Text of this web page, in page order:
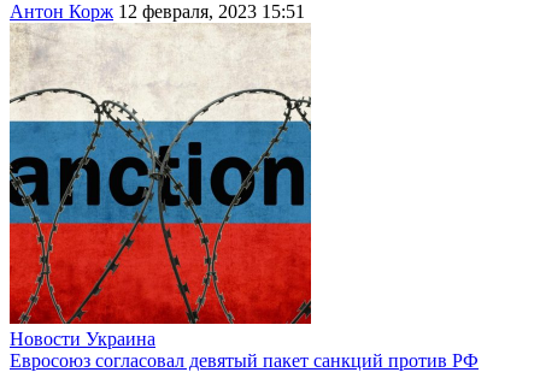
Антон Корж 12 февраля, 2023 15:51
Новости Украина
Евросоюз согласовал девятый пакет санкций против РФ